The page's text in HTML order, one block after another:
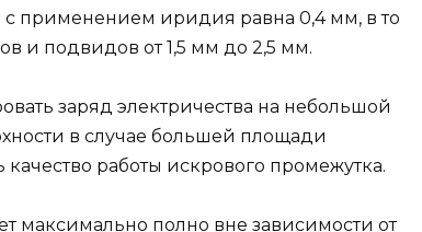
применением иридия равна 0,4 мм, в то
и подвидов от 1,5 мм до 2,5 мм.
заряд электричества на небольшой
в случае большей площади
работы искрового промежутка.
максимально полно вне зависимости от